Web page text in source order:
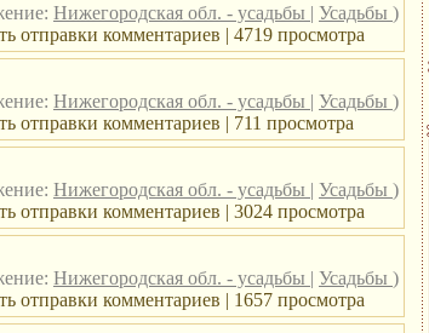
Нижегородская обл. - усадьбы | Усадьбы )
отправки комментариев | 4719 просмотра
Нижегородская обл. - усадьбы | Усадьбы )
отправки комментариев | 711 просмотра
Нижегородская обл. - усадьбы | Усадьбы )
отправки комментариев | 3024 просмотра
Нижегородская обл. - усадьбы | Усадьбы )
отправки комментариев | 1657 просмотра